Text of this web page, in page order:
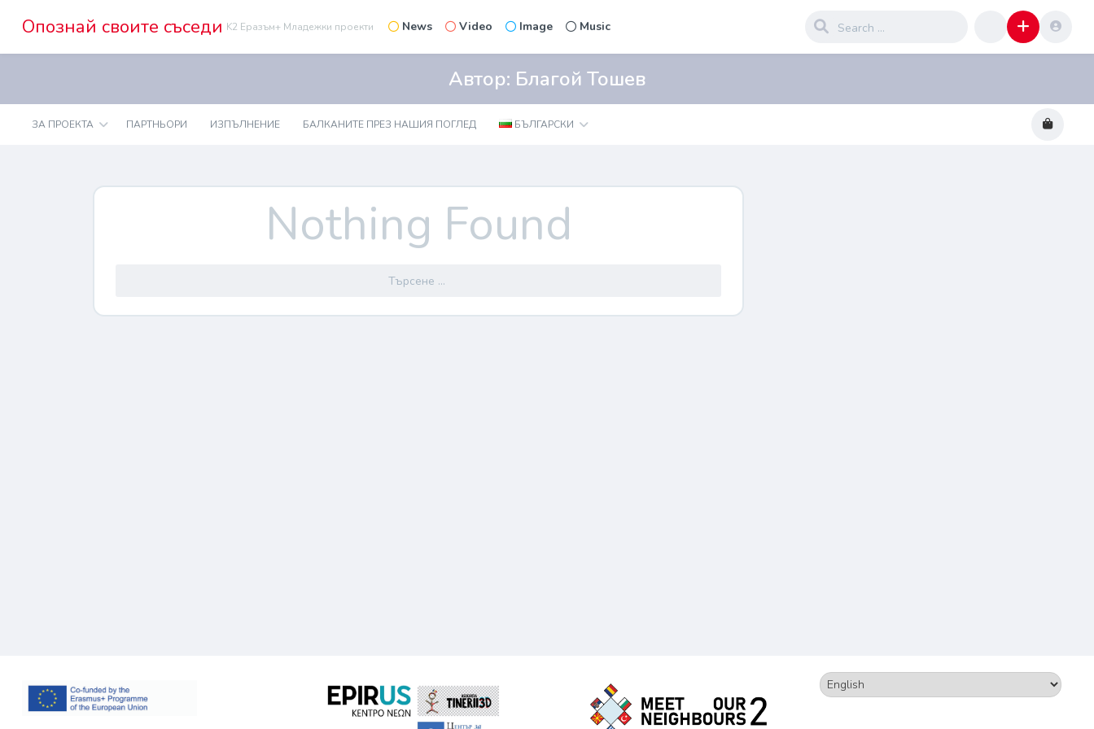
Опознай своите съседи K2 Еразъм+ Младежки проекти News Video Image Music
Автор: Благой Тошев
ЗА ПРОЕКТА ПАРТНЬОРИ ИЗПЪЛНЕНИЕ БАЛКАНИТЕ ПРЕЗ НАШИЯ ПОГЛЕД БЪЛГАРСКИ
Nothing Found
Изберете